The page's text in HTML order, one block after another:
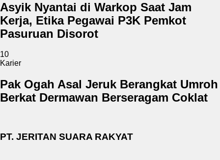
Asyik Nyantai di Warkop Saat Jam
Kerja, Etika Pegawai P3K Pemkot
Pasuruan Disorot
10
Karier
Pak Ogah Asal Jeruk Berangkat Umroh
Berkat Dermawan Berseragam Coklat
PT. JERITAN SUARA RAKYAT